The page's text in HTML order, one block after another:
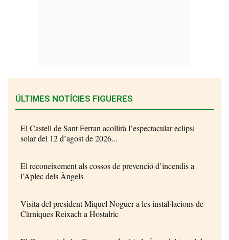
ÚLTIMES NOTÍCIES FIGUERES
El Castell de Sant Ferran acollirà l’espectacular eclipsi
solar del 12 d’agost de 2026...
El reconeixement als cossos de prevenció d’incendis a
l’Aplec dels Àngels
Visita del president Miquel Noguer a les instal·lacions de
Càrniques Reixach a Hostalric